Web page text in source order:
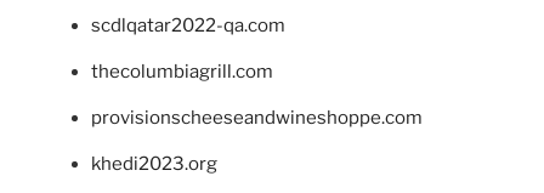
scdlqatar2022-qa.com
thecolumbiagrill.com
provisionscheeseandwineshoppe.com
khedi2023.org